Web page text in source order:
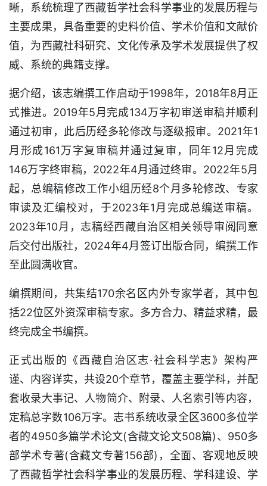
晰，系统梳理了西藏哲学社会科学事业的发展历程与
主要成果，具备重要的史料价值、学术价值和文献价
值，为西藏社科研究、文化传承及学术发展提供了权
威、系统的典籍支撑。
据介绍，该志编撰工作启动于1998年，2018年8月正
式推进。2019年5月完成134万字初审送审稿并顺利
通过初审，此后历经多轮修改与逐级报审。2021年1
月形成161万字复审稿并通过复审，同年12月完成
146万字终审稿，2022年4月通过终审。2022年5月
起，总编稿修改工作小组历经8个月多轮修改、专家
审读及汇编校对，于2023年1月完成总编送审稿。
2023年10月，志稿经西藏自治区相关领导审阅同意
后交付出版社，2024年4月签订出版合同，编撰工作
至此圆满收官。
编撰期间，共集结170余名区内外专家学者，其中包
括22位区外资深审稿专家。多方合力、精益求精，最
终完成全书编撰。
正式出版的《西藏自治区志·社会科学志》架构严
谨、内容详实，共设20个章节，覆盖主要学科，并配
套收录大事记、人物简介、附录、人名索引等内容，
定稿总字数106万字。志书系统收录全区3600多位学
者的4950多篇学术论文(含藏文论文508篇)、950多
部学术专著(含藏文专著156部)，全面、客观地反映
了西藏哲学社会科学事业的发展历程、学科建设、学